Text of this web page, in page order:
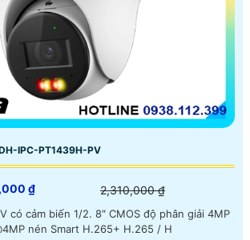
IPC-PT1439H-PV
₫ 2,310,000 ₫
có cảm biến 1/2. 8″ CMOS độ phân giải 4MP
ghi hình 25-30fps@4MP nén Smart H.265+ H.265 / H